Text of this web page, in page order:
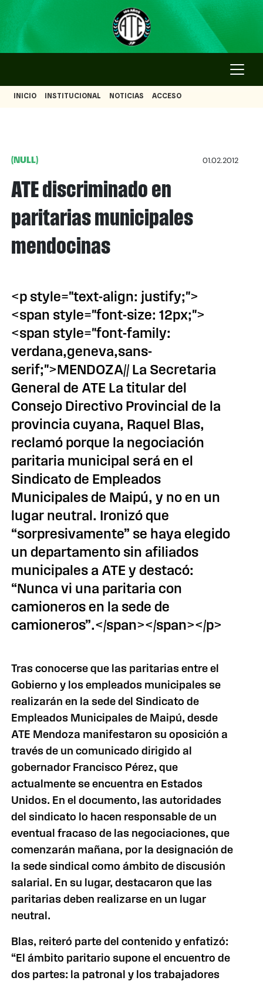
INICIO INSTITUCIONAL NOTICIAS ACCESO
(NULL) 01.02.2012
ATE discriminado en
paritarias municipales
mendocinas
<p style="text-align: justify;">
<span style="font-size: 12px;">
<span style="font-family:
verdana,geneva,sans-
serif;">MENDOZA// La Secretaria
General de ATE La titular del
Consejo Directivo Provincial de la
provincia cuyana, Raquel Blas,
reclamó porque la negociación
paritaria municipal será en el
Sindicato de Empleados
Municipales de Maipú, y no en un
lugar neutral. Ironizó que
“sorpresivamente” se haya elegido
un departamento sin afiliados
municipales a ATE y destacó:
“Nunca vi una paritaria con
camioneros en la sede de
camioneros”.</span></span></p>
Tras conocerse que las paritarias entre el
Gobierno y los empleados municipales se
realizarán en la sede del Sindicato de
Empleados Municipales de Maipú, desde
ATE Mendoza manifestaron su oposición a
través de un comunicado dirigido al
gobernador Francisco Pérez, que
actualmente se encuentra en Estados
Unidos. En el documento, las autoridades
del sindicato lo hacen responsable de un
eventual fracaso de las negociaciones, que
comenzarán mañana, por la designación de
la sede sindical como ámbito de discusión
salarial. En su lugar, destacaron que las
paritarias deben realizarse en un lugar
neutral.
Blas, reiteró parte del contenido y enfatizó:
“El ámbito paritario supone el encuentro de
dos partes: la patronal y los trabajadores